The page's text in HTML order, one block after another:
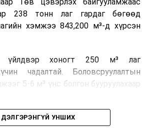
Төв цэвэрлэх байгууламжаас
238 тонн лаг гардаг бөгөөд
хэмжээ 843,200 м³-д хүрсэн
үйлдвэр хоногт 250 м³ лаг
чадалтай. Боловсруулалтын
5-6 м³ үнс болгон бууруулахаар
эдийн засгийн үндэслэлийг
ДЭЛГЭРЭНГҮЙ УНШИХ